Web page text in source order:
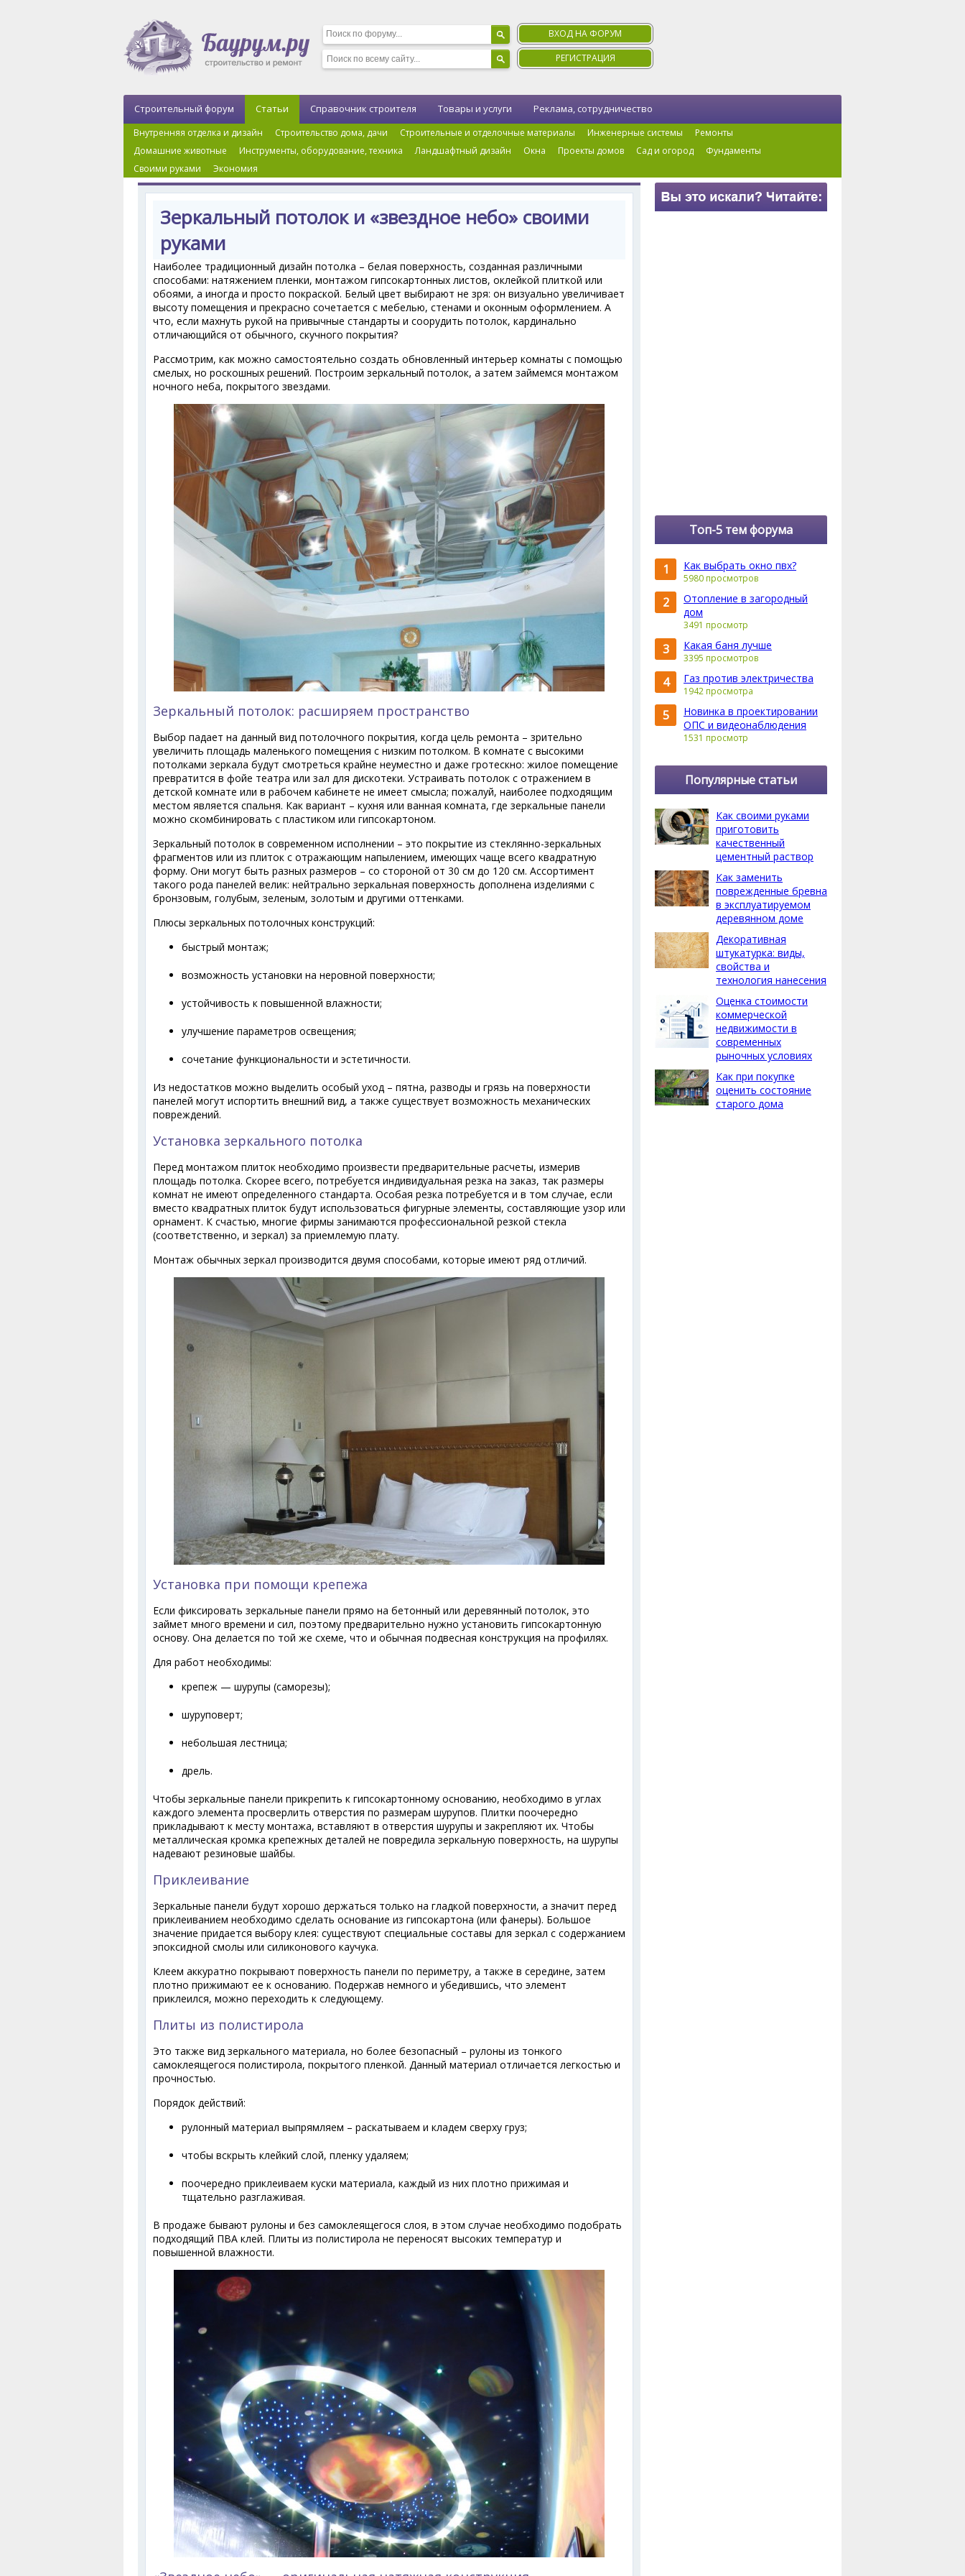
ВХОД НА ФОРУМ
РЕГИСТРАЦИЯ
Строительный форум Статьи
Внутренняя отделка и дизайн Строительство дома, дачи Строительные и отделочные материалы Инженерные системы
Ремонты
Домашние животные
Инструменты, оборудование, техника Ландшафтный дизайн Окна Проекты домов Сад и огород
Фундаменты
Своими руками
Экономия
Справочник строителя Товары и услуги Реклама, сотрудничество
Главная ›Внутренняя отделка и дизайн
Зеркальный потолок и «звездное небо» своими
руками
Наиболее традиционный дизайн потолка – белая поверхность, созданная различными
способами: натяжением пленки, монтажом гипсокартонных листов, оклейкой плиткой или
обоями, а иногда и просто покраской. Белый цвет выбирают не зря: он визуально увеличивает
высоту помещения и прекрасно сочетается с мебелью, стенами и оконным оформлением. А
что, если махнуть рукой на привычные стандарты и соорудить потолок, кардинально
отличающийся от обычного, скучного покрытия?
Рассмотрим, как можно самостоятельно создать обновленный интерьер комнаты с помощью
смелых, но роскошных решений. Построим зеркальный потолок, а затем займемся монтажом
ночного неба, покрытого звездами.
Зеркальный потолок: расширяем пространство
Выбор падает на данный вид потолочного покрытия, когда цель ремонта – зрительно
увеличить площадь маленького помещения с низким потолком. В комнате с высокими
потолками зеркала будут смотреться крайне неуместно и даже гротескно: жилое помещение
превратится в фойе театра или зал для дискотеки. Устраивать потолок с отражением в
детской комнате или в рабочем кабинете не имеет смысла; пожалуй, наиболее подходящим
местом является спальня. Как вариант – кухня или ванная комната, где зеркальные панели
можно скомбинировать с пластиком или гипсокартоном.
Зеркальный потолок в современном исполнении – это покрытие из стеклянно-зеркальных
фрагментов или из плиток с отражающим напылением, имеющих чаще всего квадратную
форму. Они могут быть разных размеров – со стороной от 30 см до 120 см. Ассортимент
такого рода панелей велик: нейтрально зеркальная поверхность дополнена изделиями с
бронзовым, голубым, зеленым, золотым и другими оттенками.
Плюсы зеркальных потолочных конструкций:
быстрый монтаж;
возможность установки на неровной поверхности;
устойчивость к повышенной влажности;
улучшение параметров освещения;
сочетание функциональности и эстетичности.
Из недостатков можно выделить особый уход – пятна, разводы и грязь на поверхности
панелей могут испортить внешний вид, а также существует возможность механических
повреждений.
Установка зеркального потолка
Перед монтажом плиток необходимо произвести предварительные расчеты, измерив
площадь потолка. Скорее всего, потребуется индивидуальная резка на заказ, так размеры
комнат не имеют определенного стандарта. Особая резка потребуется и в том случае, если
вместо квадратных плиток будут использоваться фигурные элементы, составляющие узор или
орнамент. К счастью, многие фирмы занимаются профессиональной резкой стекла
(соответственно, и зеркал) за приемлемую плату.
Монтаж обычных зеркал производится двумя способами, которые имеют ряд отличий.
Установка при помощи крепежа
Если фиксировать зеркальные панели прямо на бетонный или деревянный потолок, это
займет много времени и сил, поэтому предварительно нужно установить гипсокартонную
основу. Она делается по той же схеме, что и обычная подвесная конструкция на профилях.
Для работ необходимы:
крепеж — шурупы (саморезы);
шуруповерт;
небольшая лестница;
дрель.
Чтобы зеркальные панели прикрепить к гипсокартонному основанию, необходимо в углах
каждого элемента просверлить отверстия по размерам шурупов. Плитки поочередно
прикладывают к месту монтажа, вставляют в отверстия шурупы и закрепляют их. Чтобы
металлическая кромка крепежных деталей не повредила зеркальную поверхность, на шурупы
надевают резиновые шайбы.
Приклеивание
Зеркальные панели будут хорошо держаться только на гладкой поверхности, а значит перед
приклеиванием необходимо сделать основание из гипсокартона (или фанеры). Большое
значение придается выбору клея: существуют специальные составы для зеркал с содержанием
эпоксидной смолы или силиконового каучука.
Клеем аккуратно покрывают поверхность панели по периметру, а также в середине, затем
плотно прижимают ее к основанию. Подержав немного и убедившись, что элемент
приклеился, можно переходить к следующему.
Плиты из полистирола
Это также вид зеркального материала, но более безопасный – рулоны из тонкого
самоклеящегося полистирола, покрытого пленкой. Данный материал отличается легкостью и
прочностью.
Порядок действий:
рулонный материал выпрямляем – раскатываем и кладем сверху груз;
чтобы вскрыть клейкий слой, пленку удаляем;
поочередно приклеиваем куски материала, каждый из них плотно прижимая и
тщательно разглаживая.
В продаже бывают рулоны и без самоклеящегося слоя, в этом случае необходимо подобрать
подходящий ПВА клей. Плиты из полистирола не переносят высоких температур и
повышенной влажности.
Топ-5 тем форума
1 Как выбрать окно пвх?
5980 просмотров
2
Отопление в загородный
дом
3491 просмотр
3 Какая баня лучше
3395 просмотров
4 Газ против электричества
1942 просмотра
5
Новинка в проектировании
ОПС и видеонаблюдения
1531 просмотр
Популярные статьи
Как своими руками
приготовить
качественный
цементный раствор
Как заменить
поврежденные бревна
в эксплуатируемом
деревянном доме
Декоративная
штукатурка: виды,
свойства и
технология нанесения
Оценка стоимости
коммерческой
недвижимости в
современных
рыночных условиях
Как при покупке
оценить состояние
старого дома